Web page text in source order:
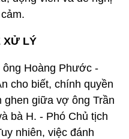
XỬ LÝ
ông Hoàng Phước -
cho biết, chính quyền
ghen giữa vợ ông Trần
bà H. - Phó Chủ tịch
nhiên, việc đánh